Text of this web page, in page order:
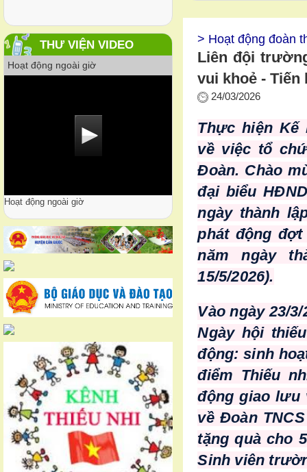
THƯ VIỆN VIDEO
Hoạt động ngoài giờ
Hoạt động ngoài giờ
> Hoạt động đoàn
Liên đội
vui khoẻ - Tiến
24/03/2026
Thực hiện Kế
về việc tổ
Đoàn. Chào
đại biểu
ngày thành
phát động
năm ngày
15/5/2026).
Vào ngày 23/
Ngày hội
động: sinh
điểm Thiếu
động giao lưu
về Đoàn
tặng quà cho
Sinh viên